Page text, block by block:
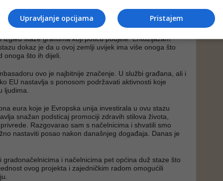
također ima i veći značaj. Današnji događaj
svima koji žele promovisati podjele, uključujući i onima
izgled staze grafitima koji potiču podjele. Entuzijazam
dokaz je da u ovoj zemlji uvijek ima više onoga što
onoga što ih dijeli.
ovo je najbitnije značenje. U službi građana, ali i
EU nastavlja s ponosom podržavati aktivnosti koje
ljudima.
eura koje je Evropska unija investirala u ovu stazu
snažan podsticaj promociji zdravih stilova života,
Razgovarao sam s načelnicima i shvatili smo
nastaviti posao nakon današnjeg događaja. Danas je
gradonačelnicima i načelnicima pet općina duž staze što
ovog projekta i zajedničkim radom omogućili
Pristajem
Upravljanje opcijama